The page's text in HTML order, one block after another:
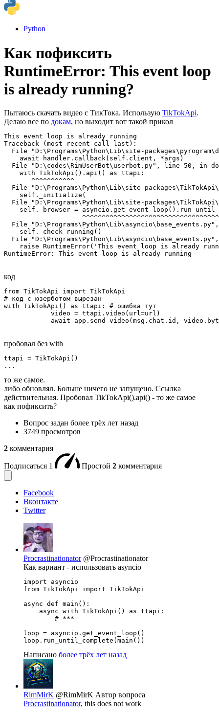
Python
Как пофиксить
RuntimeError: This event loop
is already running?
Пытаюсь скачать видео с ТикТока. Использую TikTokApi.
Делаю все по докам, но выходит вот такой прикол
This event loop is already running
Traceback (most recent call last):
File "D:\Programs\Python\Lib\site-
    await handler.callback(self.client, *args)
File "D:\codes\RimUserBot\userbot.py", line 50, in
    with TikTokApi().api() as ttapi:
       ^^^^^^^^^^^
File "D:\Programs\Python\Lib\site-
    self._initialize(
File "D:\Programs\Python\Lib\site-
self._browser =
File
    self._check_running()
File
raise RuntimeError('This event loop is already
RuntimeError: This event loop is already running
код
from TikTokApi import TikTokApi
# код с юзерботом вырезан
with TikTokApi() as ttapi: # ошибка тут
            video = ttapi.video(url=url)
await app.send_video(msg.chat.id,
пробовал без with
ttapi = TikTokApi()
...
то же самое.
либо обновлял. Больше ничего не запущено. Ссылка
действительная. Пробовал TikTokApi().api() - то же самое
как пофиксить?
Вопрос задан более трёх лет назад
3749 просмотров
2 комментария
Подписаться 1 Простой 2 комментария
Facebook
Вконтакте
Twitter
Procrastinationator @Procrastinationator
Как вариант - использовать asyncio
import asyncio
from TikTokApi import TikTokApi
async def main():
    async with TikTokApi() as ttapi:
        # ***
loop = asyncio.get_event_loop()
loop.run_until_complete(main())
Написано более трёх лет назад
RimMirK @RimMirK Автор вопроса
Procrastinationator, this does not work